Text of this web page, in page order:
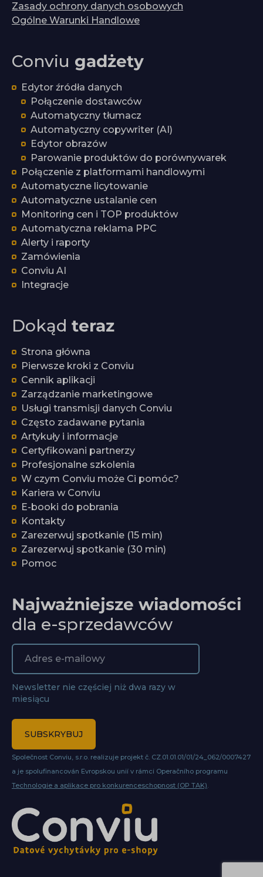
Zasady ochrony danych osobowych
Ogólne Warunki Handlowe
Conviu gadżety
Edytor źródła danych
Połączenie dostawców
Automatyczny tłumacz
Automatyczny copywriter (AI)
Edytor obrazów
Parowanie produktów do porównywarek
Połączenie z platformami handlowymi
Automatyczne licytowanie
Automatyczne ustalanie cen
Monitoring cen i TOP produktów
Automatyczna reklama PPC
Alerty i raporty
Zamówienia
Conviu AI
Integracje
Dokąd teraz
Strona główna
Pierwsze kroki z Conviu
Cennik aplikacji
Zarządzanie marketingowe
Usługi transmisji danych Conviu
Często zadawane pytania
Artykuły i informacje
Certyfikowani partnerzy
Profesjonalne szkolenia
W czym Conviu może Ci pomóc?
Kariera w Conviu
E-booki do pobrania
Kontakty
Zarezerwuj spotkanie (15 min)
Zarezerwuj spotkanie (30 min)
Pomoc
Najważniejsze wiadomości
dla e-sprzedawców
Newsletter nie częściej niż dwa razy w
miesiącu
SUBSKRYBUJ
Společnost Conviu, s.r.o. realizuje projekt č. CZ.01.01.01/01/24_062/0007427
a je spolufinancován Evropskou unií v rámci Operačního programu
Technologie a aplikace pro konkurenceschopnost (OP TAK).